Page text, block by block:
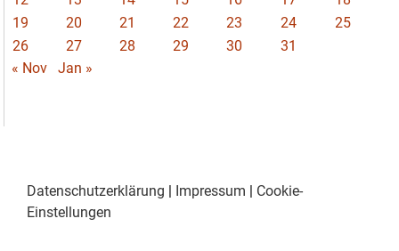
19
20 21 22 23 24
25
26
27 28 29 30
31
« Nov
Jan »
Datenschutzerklärung | Impressum | Cookie-
Einstellungen